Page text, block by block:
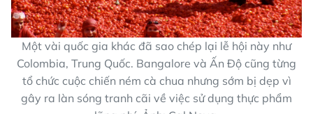
Một vài quốc gia khác đã sao chép lại lễ hội này như
Colombia, Trung Quốc. Bangalore và Ấn Độ cũng từng
tổ chức cuộc chiến ném cà chua nhưng sớm bị dẹp vì
gây ra làn sóng tranh cãi về việc sử dụng thực phẩm